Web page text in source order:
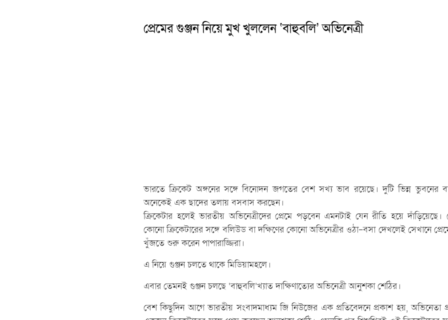
প্রেমের গুঞ্জন নিয়ে মুখ খুললেন ‘বাহুবলি’ অভিনেত্রী
ভারতে ক্রিকেট অঙ্গনের সঙ্গে বিনোদন জগতের বেশ সখ্য ভাব রয়েছে। দুটি ভিন্ন ভুবনের
অনেকেই এক ছাদের তলায় বসবাস করছেন।
ক্রিকেটার হলেই ভারতীয় অভিনেত্রীদের প্রেমে পড়বেন এমনটাই যেন রীতি হয়ে দাঁড়িয়েছে।
কোনো ক্রিকেটারের সঙ্গে বলিউড বা দক্ষিণের কোনো অভিনেত্রীর ওঠা-বসা দেখলেই সেখানে
খুঁজতে শুরু করেন পাপারাজ্জিরা।
এ নিয়ে গুঞ্জন চলতে থাকে মিডিয়ামহলে।
এবার তেমনই গুঞ্জন চলছে ‘বাহুবলি’খ্যাত দাক্ষিণাত্যের অভিনেত্রী আনুশকা শেঠির।
বেশ কিছুদিন আগে ভারতীয় সংবাদমাধ্যম জি নিউজের এক প্রতিবেদনে প্রকাশ হয়, অভিনেতা